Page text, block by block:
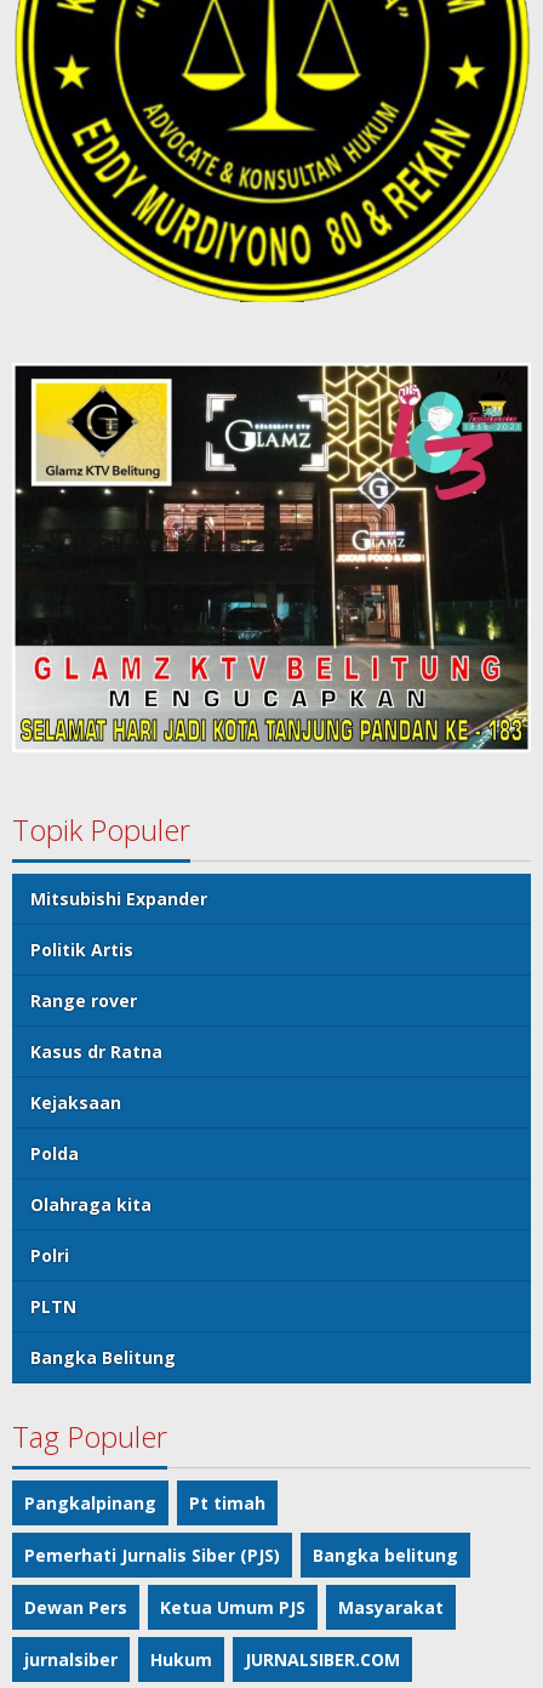
Topik Populer
Mitsubishi Expander
Politik Artis
Range rover
Kasus dr Ratna
Kejaksaan
Polda
Olahraga kita
Polri
PLTN
Bangka Belitung
Tag Populer
Pangkalpinang Pt timah
Pemerhati Jurnalis Siber (PJS) Bangka belitung
Dewan Pers Ketua Umum PJS Masyarakat
jurnalsiber Hukum JURNALSIBER.COM